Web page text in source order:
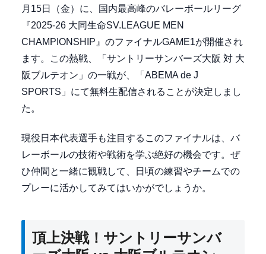
月15日（金）に、国内最高峰のバレーボールリーグ
『2025-26 大同生命SV.LEAGUE MEN
CHAMPIONSHIP』のファイナルGAME1が開催され
ます。この熱戦、「サントリーサンバーズ大阪 対 大
阪ブルテオン」の一戦が、「ABEMA de J
SPORTS」にて無料生配信されることが決定しまし
た。
現役日本代表選手も注目するこのファイナルは、バ
レーボールの技術や戦術を学ぶ絶好の機会です。ぜ
ひ仲間と一緒に観戦して、日頃の練習やチームでの
プレーに活かしてみてはいかがでしょうか。
頂上決戦！サントリーサンバ